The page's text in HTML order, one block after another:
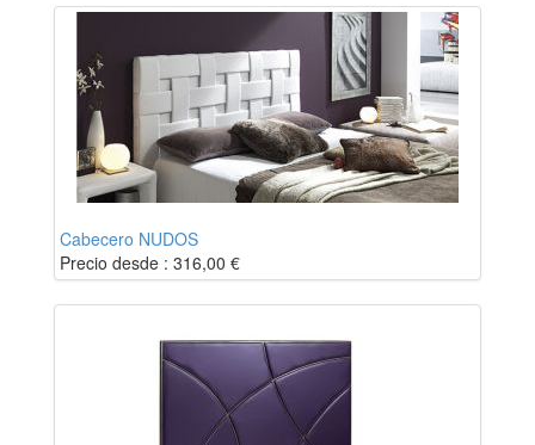
Cabecero NUDOS
Precio desde : 316,00 €